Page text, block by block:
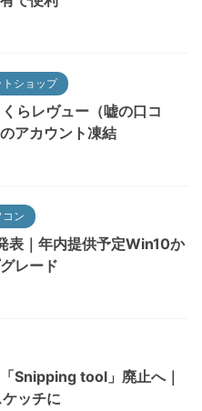
トショップ
らレヴュー（嘘の口コ
アカウント凍結
ン
表｜年内提供予定Win10か
レード
Snipping tool」廃止へ｜
ッチに